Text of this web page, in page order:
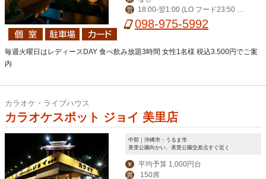
営
18:00-翌1:00 (LO フード23:50 ド
リンク0:20) 金土祝前18:00-翌2:00 (L
098-975-5992
毎週火曜日はレディースDAY 食べ飲み放題3時間 女性1名様 税込3.500円でご案
内
カラオケ・ライブハウス
カラオケスポット ジョイ 美里店
中部｜沖縄市・うるま市
美里公園向かい、美里公園交差点すぐ近く
￥ 平均予算 1,000円台
席 150席